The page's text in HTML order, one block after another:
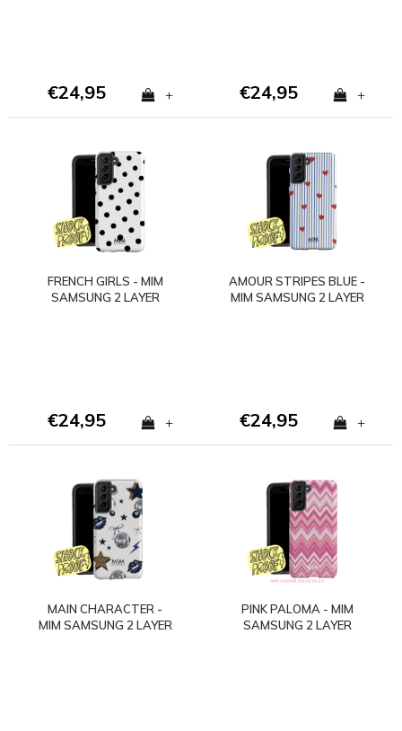
€24,95 + €24,95 +
FRENCH GIRLS - MIM
SAMSUNG 2 LAYER
€24,95 +
AMOUR STRIPES BLUE -
MIM SAMSUNG 2 LAYER
€24,95 +
MAIN CHARACTER -
MIM SAMSUNG 2 LAYER
PINK PALOMA - MIM
SAMSUNG 2 LAYER